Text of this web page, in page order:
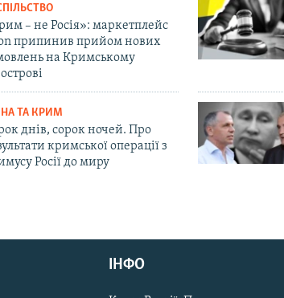
– не Росія»: маркетплейс
припинив прийом нових
на Кримському
ТА КРИМ
днів, сорок ночей. Про
кримської операції з
Росії до миру
ІНФО